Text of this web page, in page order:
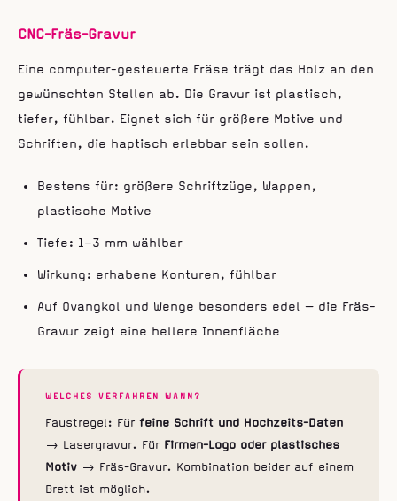
CNC-Fräs-Gravur
Eine computer-gesteuerte Fräse trägt das Holz an den
gewünschten Stellen ab. Die Gravur ist plastisch,
tiefer, fühlbar. Eignet sich für größere Motive und
Schriften, die haptisch erlebbar sein sollen.
Bestens für: größere Schriftzüge, Wappen,
plastische Motive
Tiefe: 1–3 mm wählbar
Wirkung: erhabene Konturen, fühlbar
Auf Ovangkol und Wenge besonders edel — die Fräs-
Gravur zeigt eine hellere Innenfläche
WELCHES VERFAHREN WANN?
Faustregel: Für feine Schrift und Hochzeits-Daten
→ Lasergravur. Für Firmen-Logo oder plastisches
Motiv → Fräs-Gravur. Kombination beider auf einem
Brett ist möglich.